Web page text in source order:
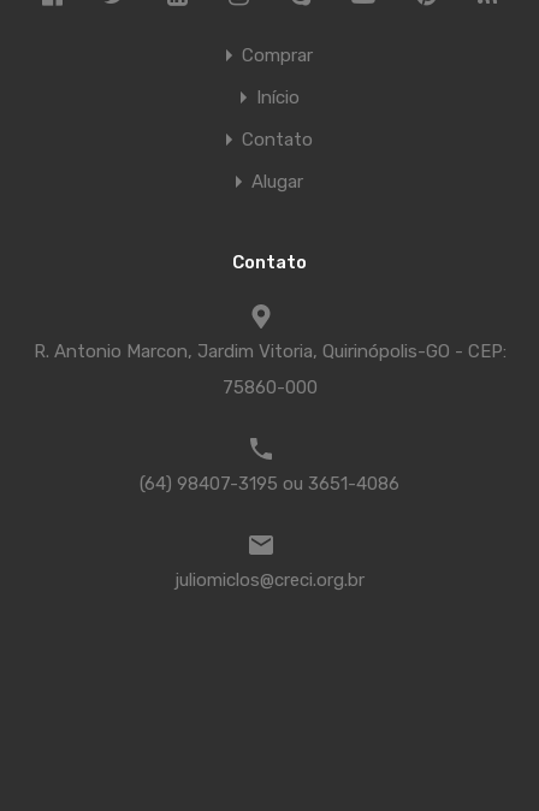
Comprar
Início
Contato
Alugar
Contato
R. Antonio Marcon, Jardim Vitoria, Quirinópolis-GO - CEP:
75860-000
(64) 98407-3195 ou 3651-4086
juliomiclos@creci.org.br